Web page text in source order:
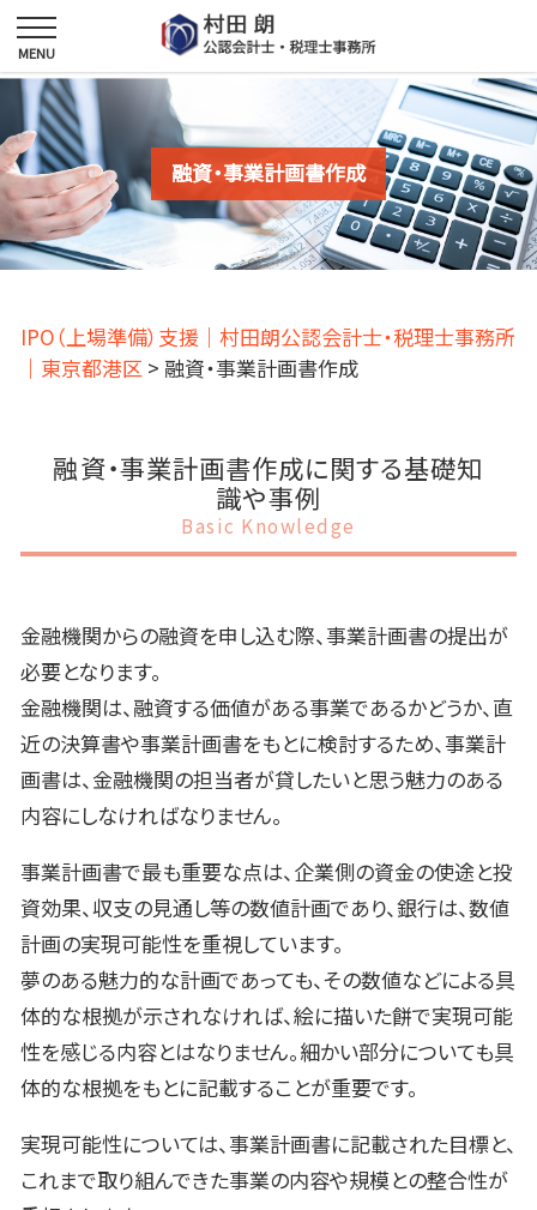
融資・事業計画書作成
IPO（上場準備）支援｜村田朗公認会計士・税理士事務所
｜東京都港区 > 融資・事業計画書作成
融資・事業計画書作成に関する基礎知
識や事例
Basic Knowledge
金融機関からの融資を申し込む際、事業計画書の提出が
必要となります。
金融機関は、融資する価値がある事業であるかどうか、直
近の決算書や事業計画書をもとに検討するため、事業計
画書は、金融機関の担当者が貸したいと思う魅力のある
内容にしなければなりません。
事業計画書で最も重要な点は、企業側の資金の使途と投
資効果、収支の見通し等の数値計画であり、銀行は、数値
計画の実現可能性を重視しています。
夢のある魅力的な計画であっても、その数値などによる具
体的な根拠が示されなければ、絵に描いた餅で実現可能
性を感じる内容とはなりません。細かい部分についても具
体的な根拠をもとに記載することが重要です。
実現可能性については、事業計画書に記載された目標と、
これまで取り組んできた事業の内容や規模との整合性が